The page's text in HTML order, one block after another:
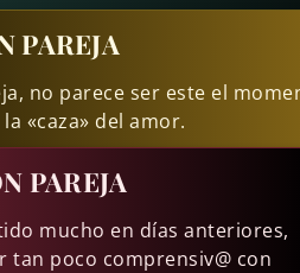
PAREJA
no parece ser este el
«caza» del amor.
PAREJA
mucho en días anteriores,
tan poco comprensiv@ con